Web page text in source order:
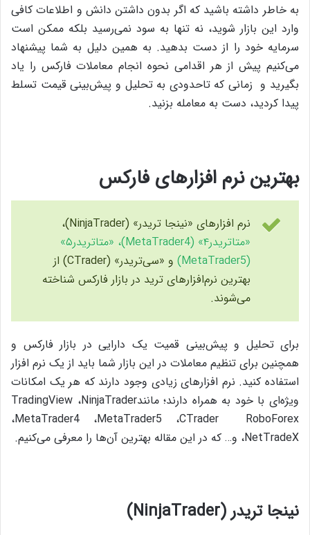
به خاطر داشته باشید که اگر بدون داشتن دانش و اطلاعات کافی
وارد این بازار شوید، نه تنها به سود نمی‌رسید بلکه ممکن است
سرمایه خود را از دست بدهید. به همین دلیل به شما پیشنهاد
می‌کنیم پیش از هر اقدامی نحوه انجام معاملات فارکس را یاد
بگیرید و زمانی که تاحدودی به تحلیل و پیش‌بینی قیمت تسلط
پیدا کردید، دست به معامله بزنید.
بهترین نرم افزارهای فارکس
نرم افزارهای «نینجا تریدر» (NinjaTrader)،
«متاتریدر۴» (MetaTrader4)، «متاتریدر۵»
(MetaTrader5)
و «سی‌تریدر» (CTrader) از
بهترین نرم‌افزارهای ترید در بازار فارکس شناخته
می‌شوند.
برای تحلیل و پیش‌بینی قمیت یک دارایی در بازار فارکس و
همچنین برای تنظیم معاملات در این بازار شما باید از یک نرم افزار
استفاده کنید. نرم افزارهای زیادی وجود دارند که هر یک امکانات
ویژه‌ای با خود به همراه دارند؛ مانندTradingView ،NinjaTrader
،MetaTrader4 ،MetaTrader5 ،CTrader RoboForex
،NetTradeX و… که در این مقاله بهترین‌‌ آن‌ها را معرفی می‌کنیم.
نینجا تریدر (NinjaTrader)